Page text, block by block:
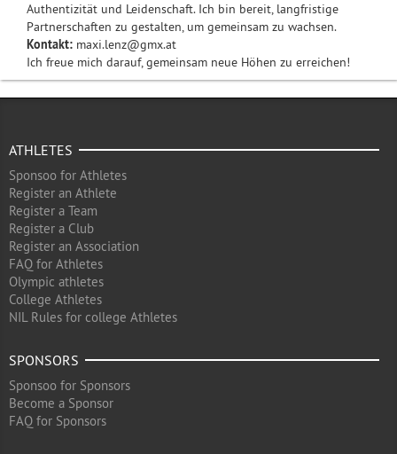
Authentizität und Leidenschaft. Ich bin bereit, langfristige
Partnerschaften zu gestalten, um gemeinsam zu wachsen.
Kontakt: maxi.lenz@gmx.at
Ich freue mich darauf, gemeinsam neue Höhen zu erreichen!
ATHLETES
Sponsoo for Athletes
Register an Athlete
Register a Team
Register a Club
Register an Association
FAQ for Athletes
Olympic athletes
College Athletes
NIL Rules for college Athletes
SPONSORS
Sponsoo for Sponsors
Become a Sponsor
FAQ for Sponsors